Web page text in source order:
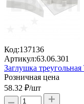
Код:137136
Артикул:63.06.301
Заглушка
Розничная цена
58.32 ₽/шт